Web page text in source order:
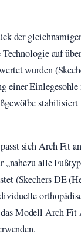
der
auf
wurden
einer
sich Arch Fit
alle
(Skechers DE
Modell Arch Fit